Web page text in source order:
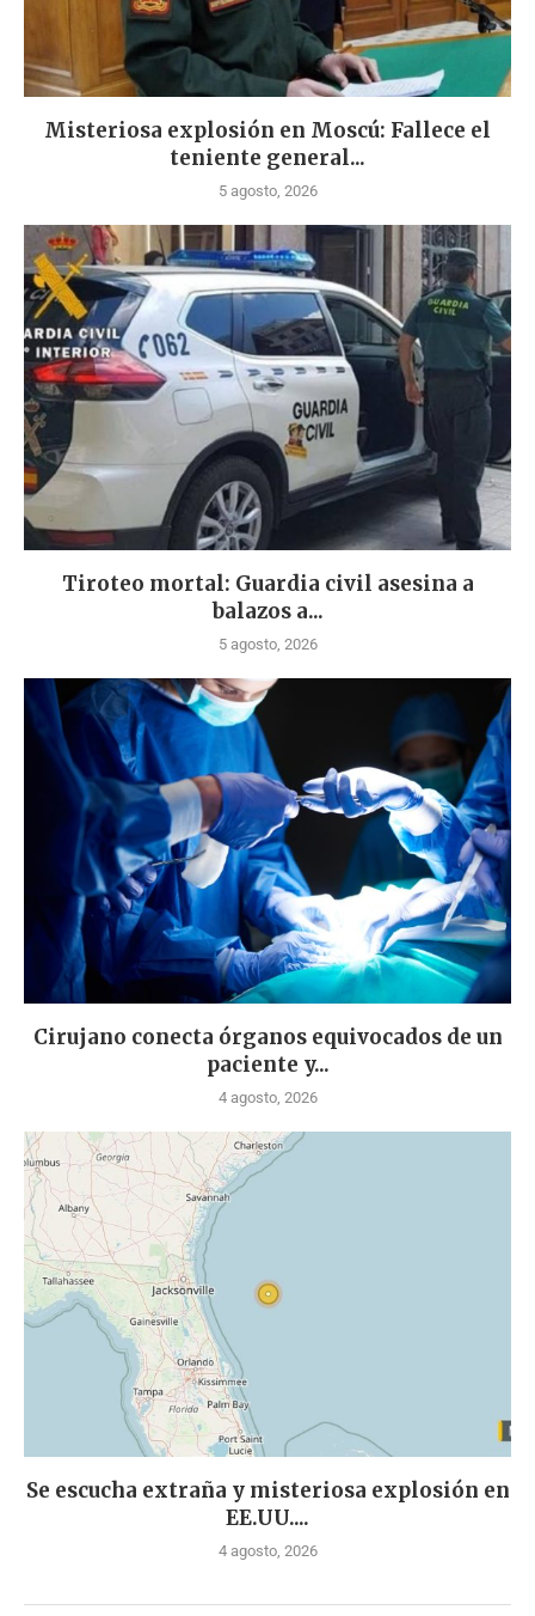
Misteriosa explosión en Moscú: Fallece el
teniente general...
5 agosto, 2026
Tiroteo mortal: Guardia civil asesina a
balazos a...
5 agosto, 2026
Cirujano conecta órganos equivocados de un
paciente y...
4 agosto, 2026
Se escucha extraña y misteriosa explosión en
EE.UU....
4 agosto, 2026